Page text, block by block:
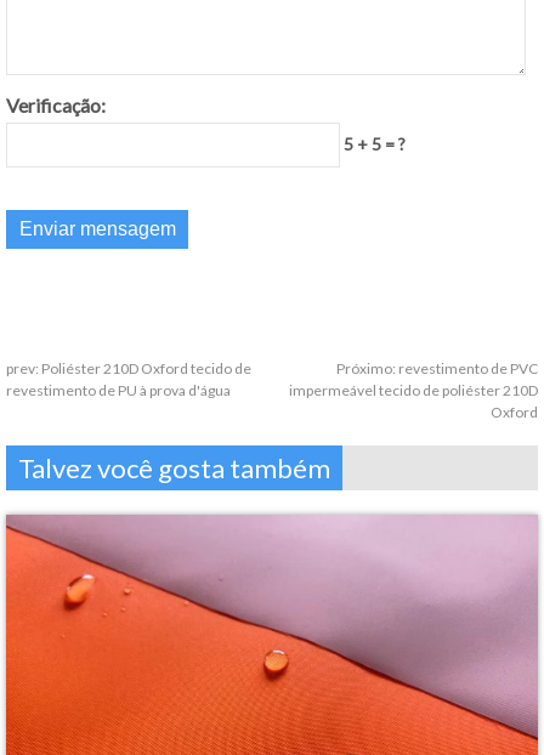
Verificação:
5 + 5 = ?
prev: Poliéster 210D Oxford tecido de
revestimento de PU à prova d'água
Próximo: revestimento de PVC
impermeável tecido de poliéster 210D
Oxford
Talvez você gosta também